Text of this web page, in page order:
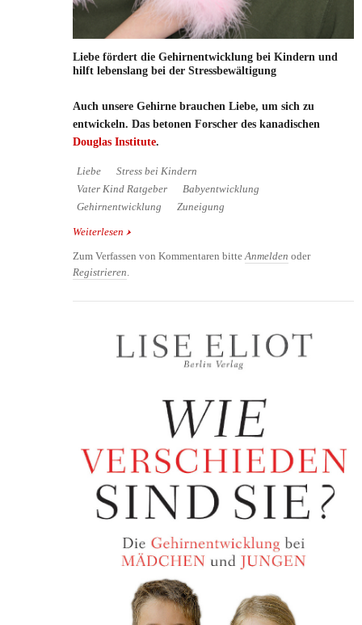
Liebe fördert die Gehirnentwicklung bei Kindern und
hilft lebenslang bei der Stressbewältigung
Auch unsere Gehirne brauchen Liebe, um sich zu
entwickeln. Das betonen Forscher des kanadischen
Douglas Institute.
Liebe
Stress bei Kindern
Vater Kind Ratgeber
Babyentwicklung
Gehirnentwicklung
Zuneigung
Weiterlesen über Liebe fördert die Gehirnentwicklung bei
Zum Verfassen von Kommentaren bitteAnmelden oder
Registrieren.